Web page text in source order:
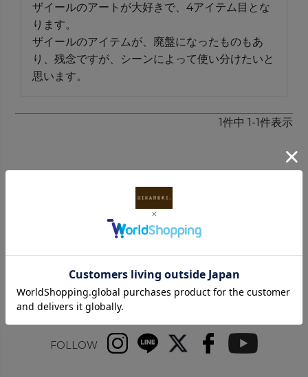
ザイールのアートが大好きで、4アイテム目とな
ります。
ザイールのアイテムが、廃盤になったものもあ
り、残念ですが、シーンによって使い分けたいと
思います。
1件中 1 -1件表示
INFORMATION
FOLLOW